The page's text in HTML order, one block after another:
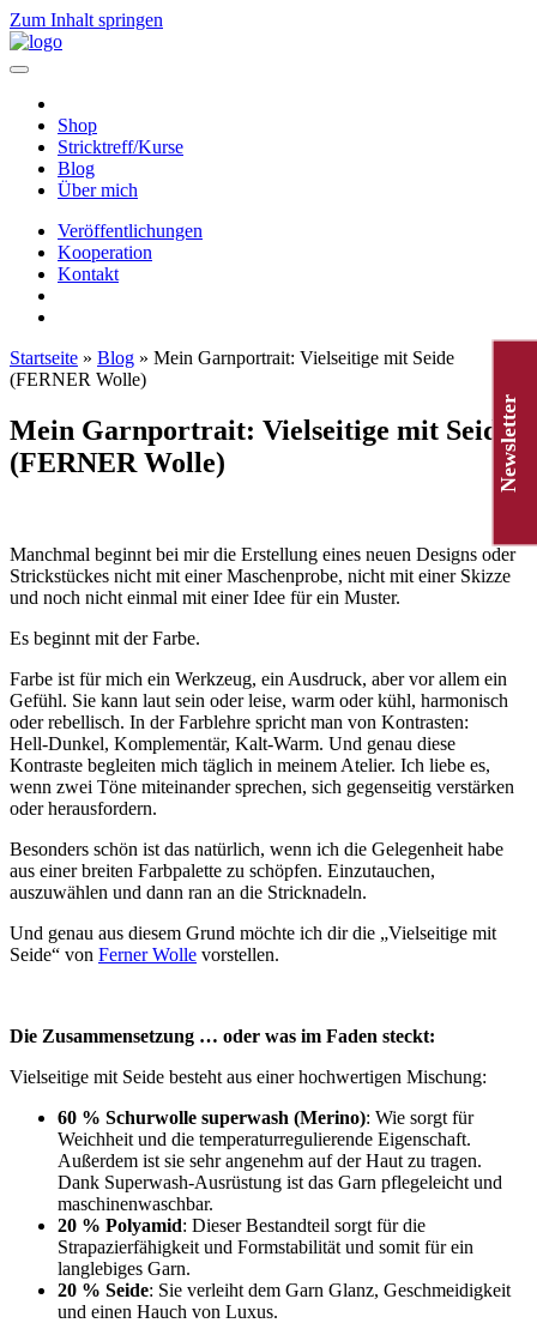
Zum Inhalt springen
Hauptnavigation
Shop
Stricktreff/Kurse
Blog
Über mich
Veröffentlichungen
Kooperation
Kontakt
Startseite » Blog » Mein Garnportrait: Vielseitige mit Seide
(FERNER Wolle)
Mein Garnportrait: Vielseitige mit Seide
(FERNER Wolle)
Manchmal beginnt bei mir die Erstellung eines neuen Designs oder
Strickstückes nicht mit einer Maschenprobe, nicht mit einer Skizze
und noch nicht einmal mit einer Idee für ein Muster.
Es beginnt mit der Farbe.
Farbe ist für mich ein Werkzeug, ein Ausdruck, aber vor allem ein
Gefühl. Sie kann laut sein oder leise, warm oder kühl, harmonisch
oder rebellisch. In der Farblehre spricht man von Kontrasten:
Hell‑Dunkel, Komplementär, Kalt‑Warm. Und genau diese
Kontraste begleiten mich täglich in meinem Atelier. Ich liebe es,
wenn zwei Töne miteinander sprechen, sich gegenseitig verstärken
oder herausfordern.
Besonders schön ist das natürlich, wenn ich die Gelegenheit habe
aus einer breiten Farbpalette zu schöpfen. Einzutauchen,
auszuwählen und dann ran an die Stricknadeln.
Und genau aus diesem Grund möchte ich dir die „Vielseitige mit
Seide“ von Ferner Wolle vorstellen.
Die Zusammensetzung … oder was im Faden steckt:
Vielseitige mit Seide besteht aus einer hochwertigen Mischung:
60 % Schurwolle superwash (Merino): Wie sorgt für
Weichheit und die temperaturregulierende Eigenschaft.
Außerdem ist sie sehr angenehm auf der Haut zu tragen.
Dank Superwash-Ausrüstung ist das Garn pflegeleicht und
maschinenwaschbar.
20 % Polyamid: Dieser Bestandteil sorgt für die
Strapazierfähigkeit und Formstabilität und somit für ein
langlebiges Garn.
20 % Seide: Sie verleiht dem Garn Glanz, Geschmeidigkeit
und einen Hauch von Luxus.
Newsletter